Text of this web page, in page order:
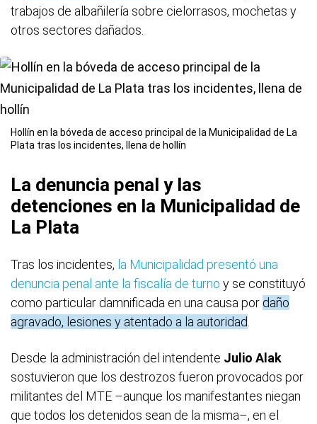
trabajos de albañilería sobre cielorrasos, mochetas y
otros sectores dañados.
Hollín en la bóveda de acceso principal de la Municipalidad de La
Plata tras los incidentes, llena de hollín
La denuncia penal y las
detenciones en la Municipalidad de
La Plata
Tras los incidentes, la Municipalidad presentó una
denuncia penal ante la fiscalía de turno y se constituyó
como particular damnificada en una causa por daño
agravado, lesiones y atentado a la autoridad
Desde la administración del intendente Julio Alak
sostuvieron que los destrozos fueron provocados por
militantes del MTE –aunque los manifestantes niegan
que todos los detenidos sean de la misma–, en el